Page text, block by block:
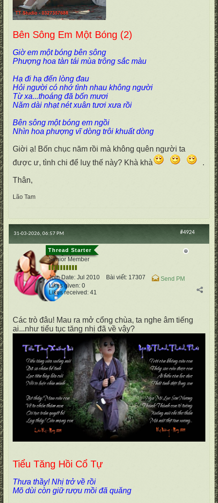
Bên Sông Em Một Bóng (2)
Giờ em một bóng bên sông
Phượng hoa tàn tái mùa trông sắc màu
Hạ đi hạ đến lòng đau
Hỏi người có nhớ tình nhau không người
Từ xa...thoáng đã bốn mươi
Năm dài nhạt nét xuân tươi xưa rồi
Bên sông một bóng em ngồi
Nhìn hoa phượng vĩ dòng trôi khuất dòng
Giời ạ! Bốn chục năm rồi mà không quên người ta
được ư, tình chi để luỵ thế này? Khà khà
.
Thân,
Lão Tam
#4924
31-03-2026, 06:57 PM
cố Quận
Senior Member
Join Date: Jul 2010 Bài viết: 17307
Send PM
Likes given: 0
Likes received: 41
Các trò đâu! Mau ra mở cổng chùa, ta nghe âm tiếng
ai...như tiểu tục tăng nhị đã về vậy?
Tiểu Tăng Hồi Cổ Tự
Thưa thầy! Nhị trở về rồi
Mõ dùi còn giữ rượu mồi đã quăng